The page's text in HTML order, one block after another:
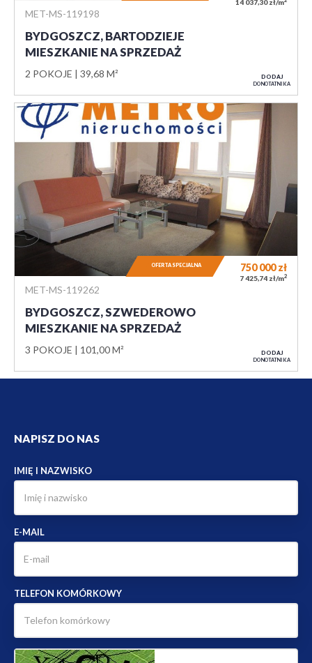
MET-MS-119198
BYDGOSZCZ, BARTODZIEJE
MIESZKANIE NA SPRZEDAŻ
2 POKOJE 39,68 M²
14 037,30 zł/m
DODAJ
DO NOTATNIKA
MET-MS-119262
BYDGOSZCZ, SZWEDEROWO
MIESZKANIE NA SPRZEDAŻ
3 POKOJE 101,00 M²
750 000zł
7 425,74 zł/m2
OFERTA SPECJALNA
DODAJ
DO NOTATNIKA
NAPISZ DO NAS
IMIĘ I NAZWISKO
E-MAIL
TELEFON KOMÓRKOWY